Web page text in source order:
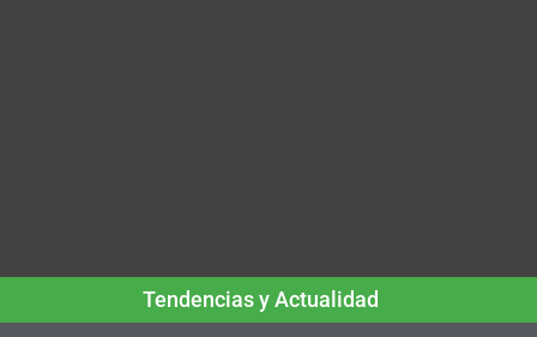
Tendencias y Actualidad